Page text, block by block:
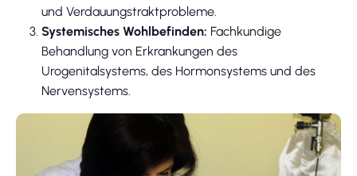
und Verdauungstraktprobleme.
Systemisches Wohlbefinden: Fachkundige
Behandlung von Erkrankungen des
Urogenitalsystems, des Hormonsystems und des
Nervensystems.